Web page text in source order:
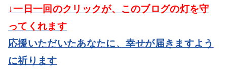
↓一日一回のクリックが、このブログの灯を守
ってくれます
応援いただいたあなたに、幸せが届きますよう
に祈ります